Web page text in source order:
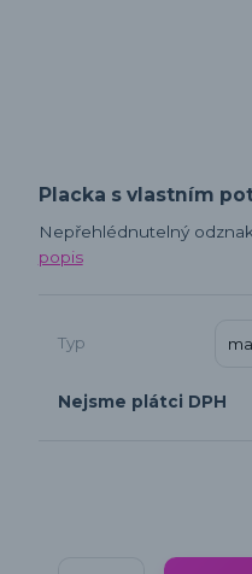
Placka s vlastním
Nepřehlédnutelný
popis
Typ
Nejsme plátci DPH